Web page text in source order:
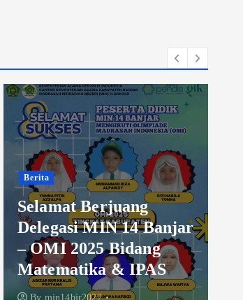
Berita
Edukasi Cacar Oleh
Puskesmas 1
Martapura
By min14bjr2022